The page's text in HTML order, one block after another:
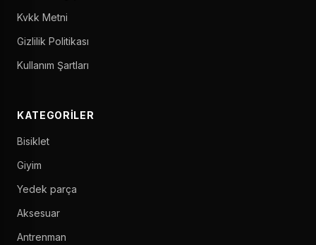
Kvkk Metni
Gizlilik Politikası
Kullanım Şartları
KATEGORILER
Bisiklet
Giyim
Yedek parça
Aksesuar
Antrenman